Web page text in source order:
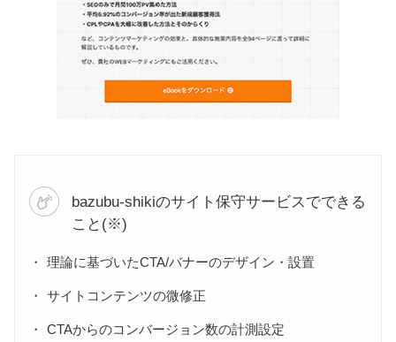
bazubu-shikiのサイト保守サービスでできる
こと(※)
理論に基づいたCTA/バナーのデザイン・設置
サイトコンテンツの微修正
CTAからのコンバージョン数の計測設定